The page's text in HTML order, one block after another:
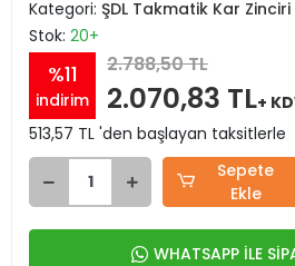
Kategori: ŞDL Takmatik Kar Zinciri
Stok: 20+
%11
indirim
2.788,50 TL
2.070,83 TL+
513,57 TL 'den başlayan taksitlerle
Sepete
Ekle
WHATSAPP İLE